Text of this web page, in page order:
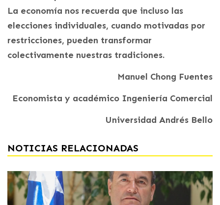
La economía nos recuerda que incluso las
elecciones individuales, cuando motivadas por
restricciones, pueden transformar
colectivamente nuestras tradiciones.
Manuel Chong Fuentes
Economista y académico Ingeniería Comercial
Universidad Andrés Bello
NOTICIAS RELACIONADAS